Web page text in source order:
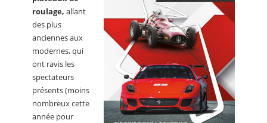
roulage, allant
des plus
anciennes aux
modernes, qui
ont ravis les
spectateurs
présents (moins
nombreux cette
année pour